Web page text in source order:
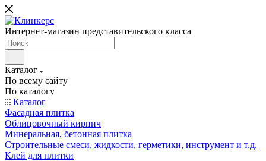
Интернет-магазин представительского класса
Каталог
По всему сайту
По каталогу
Каталог
Фасадная плитка
Облицовочный кирпич
Минеральная, бетонная плитка
Строительные смеси, жидкости, герметики, инструмент и т.д.
Клей для плитки